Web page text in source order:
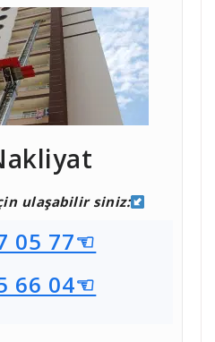
ulaşabilir siniz:
05 77☜
66 04☜